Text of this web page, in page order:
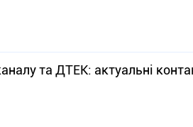
та ДТЕК: актуальні